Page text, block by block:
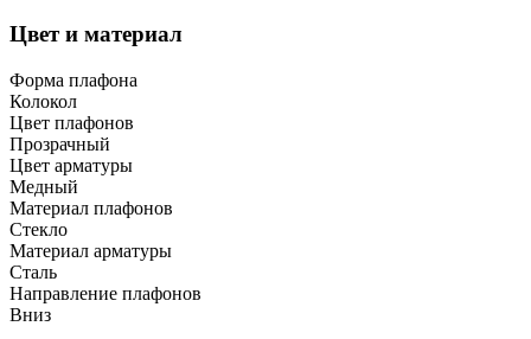
Цвет и материал
Форма плафона
Колокол
Цвет плафонов
Прозрачный
Цвет арматуры
Медный
Материал плафонов
Стекло
Материал арматуры
Сталь
Направление плафонов
Вниз